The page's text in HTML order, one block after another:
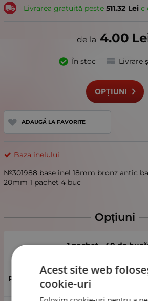
Livrarea gratuită peste 511.32 Leiс
4.00
În stoc Livrare
OPȚIUNI
ADAUGĂ LA FAVORITE
Baza inelului
№301988 base inel 18mm bronz antic
20mm 1 pachet 4 buc
Opțiuni
1 pachet - 40 de
Acest site web
cookie-uri